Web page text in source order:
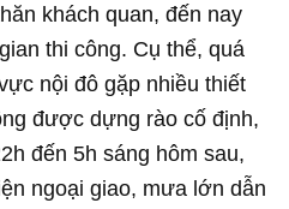
khách quan, đến nay
thi công. Cụ thể, quá
nội đô gặp nhiều thiết
được dựng rào cố định,
đến 5h sáng hôm sau,
ngoại giao, mưa lớn dẫn